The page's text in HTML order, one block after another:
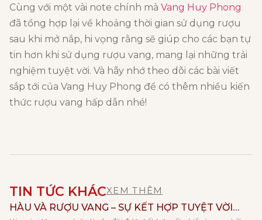
Cùng với một vài note chính mà Vang Huy Phong
đã tổng hợp lại về khoảng thời gian sử dụng rượu
sau khi mở nắp, hi vọng rằng sẽ giúp cho các bạn tự
tin hơn khi sử dụng rượu vang, mang lại những trải
nghiệm tuyệt vời. Và hãy nhớ theo dõi các bài viết
sắp tới của Vang Huy Phong để có thêm nhiều kiến
thức rượu vang hấp dẫn nhé!
TIN TỨC KHÁCXEM THÊM
HÀU VÀ RƯỢU VANG – SỰ KẾT HỢP TUYỆT VỜI